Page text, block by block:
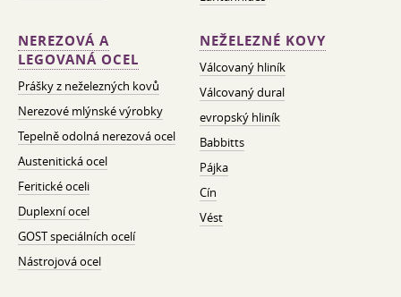
NEREZOVÁ A
LEGOVANÁ OCEL
Prášky z neželezných kovů
Nerezové mlýnské výrobky
Tepelně odolná nerezová ocel
Austenitická ocel
Feritické oceli
Duplexní ocel
GOST speciálních ocelí
Nástrojová ocel
NEŽELEZNÉ KOVY
Válcovaný hliník
Válcovaný dural
evropský hliník
Babbitts
Pájka
Cín
Vést